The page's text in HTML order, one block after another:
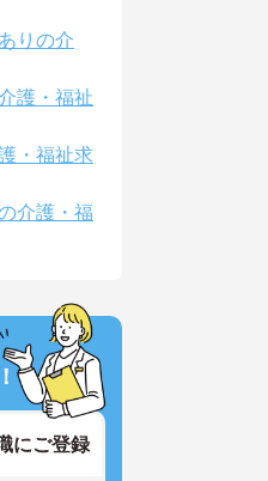
りの介
護・福祉
・福祉求
介護・福
にご登録